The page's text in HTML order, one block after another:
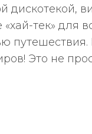
дискотекой,
тек» для
путешествия.
Это не